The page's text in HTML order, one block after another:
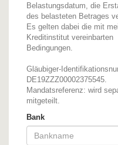
Belastungsdatum, die
des belasteten Betrages
Es gelten dabei die mit
Kreditinstitut vereinbarten
Bedingungen.
Gläubiger-
DE19ZZZ00002375545.
Mandatsreferenz: wird
mitgeteilt.
Bank